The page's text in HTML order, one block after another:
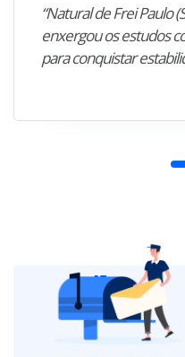
“Natural de Frei Paulo
enxergou os estudos
para conquistar